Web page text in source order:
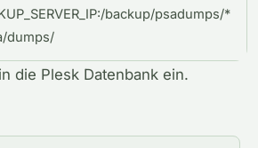
backup/psadumps/*
dumps/
die Plesk Datenbank ein.